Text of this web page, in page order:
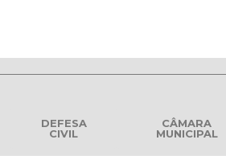
DEFESA
CIVIL
CÂMARA
MUNICIPAL